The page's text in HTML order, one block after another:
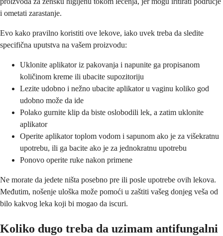
i ometati zarastanje.
Evo kako pravilno koristiti ove lekove, iako uvek treba da sledite
specifična uputstva na vašem proizvodu:
Uklonite aplikator iz pakovanja i napunite ga propisanom
količinom kreme ili ubacite supozitoriju
Lezite udobno i nežno ubacite aplikator u vaginu koliko god
udobno može da ide
Polako gurnite klip da biste oslobodili lek, a zatim uklonite
aplikator
Operite aplikator toplom vodom i sapunom ako je za višekratnu
upotrebu, ili ga bacite ako je za jednokratnu upotrebu
Ponovo operite ruke nakon primene
Ne morate da jedete ništa posebno pre ili posle upotrebe ovih lekova.
Međutim, nošenje uloška može pomoći u zaštiti vašeg donjeg veša od
bilo kakvog leka koji bi mogao da iscuri.
Koliko dugo treba da uzimam antifungalni